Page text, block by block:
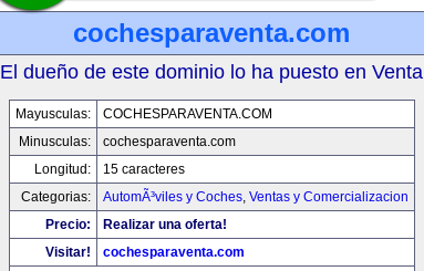
cochesparaventa.com
El dueño de este dominio lo ha puesto en Venta
Mayusculas:
COCHESPARAVENTA.COM
Minusculas:
cochesparaventa.com
Longitud:
15 caracteres
Categorias:
AutomÃ³viles y Coches, Ventas y Comercializacion
Precio:
Realizar una oferta!
Visitar!
cochesparaventa.com